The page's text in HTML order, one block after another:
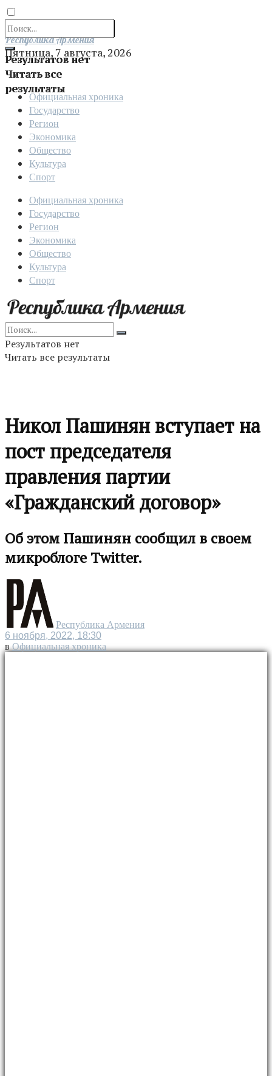
Результатов нет
Читать все
результаты
Отправить
Республика Армения
Пятница, 7 августа, 2026
Официальная хроника
Государство
Регион
Экономика
Общество
Культура
Спорт
Официальная хроника
Государство
Регион
Экономика
Общество
Культура
Спорт
Результатов нет
Читать все результаты
Никол Пашинян вступает на
пост председателя
правления партии
«Гражданский договор»
Об этом Пашинян сообщил в своем
микроблоге Twitter.
Республика Армения
6 ноября, 2022, 18:30
в Официальная хроника